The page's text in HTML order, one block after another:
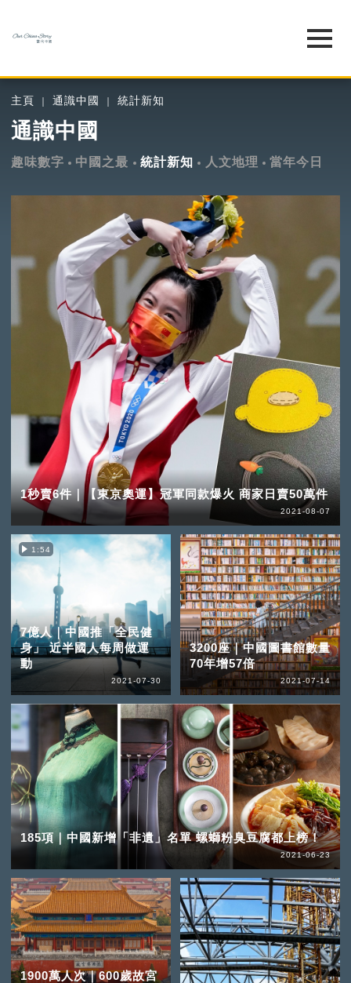
主頁 通識中國 統計新知
通識中國
趣味數字 中國之最 統計新知 人文地理 當年今日
1秒賣6件｜【東京奧運】冠軍同款爆火 商家日賣50萬件
2021-08-07
1:54
7億人｜中國推「全民健
身」 近半國人每周做運
動
2021-07-30
3200座｜中國圖書館數量
70年增57倍
2021-07-14
185項｜中國新增「非遺」名單 螺螄粉臭豆腐都上榜！
2021-06-23
1900萬人次｜600歲故宮